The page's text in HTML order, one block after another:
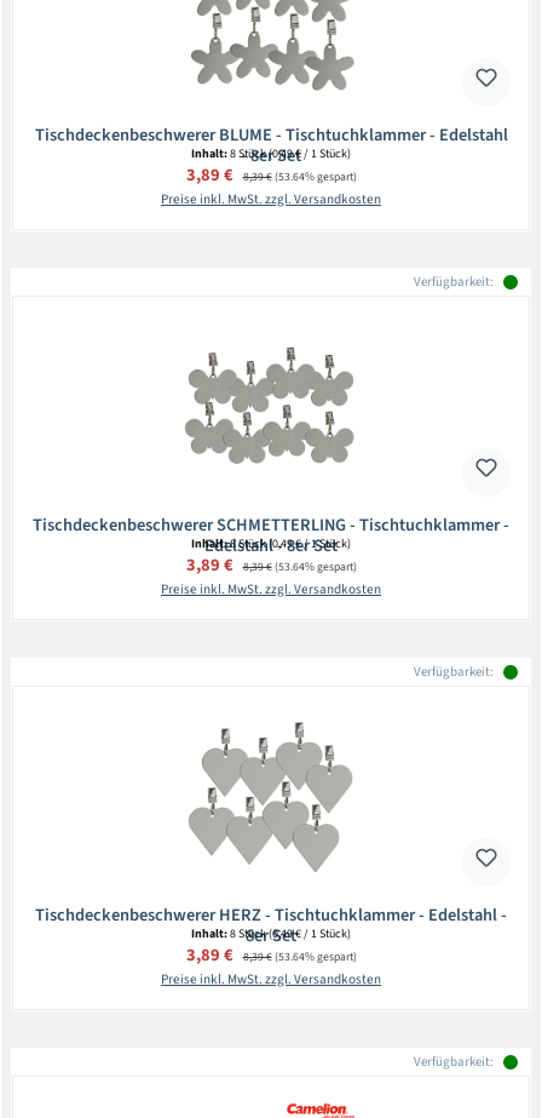
Tischdeckenbeschwerer BLUME - Tischtuchklammer - Edelstahl
- 8er Set
Inhalt:8 Stück(0,49 € / 1 Stück)
Verkaufspreis:
3,89 € Regulärer Preis:
8,39 €(53.64% gespart)
Preise inkl. MwSt. zzgl. Versandkosten
Verfügbarkeit:
Tischdeckenbeschwerer SCHMETTERLING - Tischtuchklammer -
Edelstahl - 8er Set
Inhalt:8 Stück(0,49 € / 1 Stück)
Verkaufspreis:
3,89 € Regulärer Preis:
8,39 €(53.64% gespart)
Preise inkl. MwSt. zzgl. Versandkosten
Verfügbarkeit:
Tischdeckenbeschwerer HERZ - Tischtuchklammer - Edelstahl -
8er Set
Inhalt:8 Stück(0,49 € / 1 Stück)
Verkaufspreis:
3,89 € Regulärer Preis:
8,39 €(53.64% gespart)
Preise inkl. MwSt. zzgl. Versandkosten
Verfügbarkeit: